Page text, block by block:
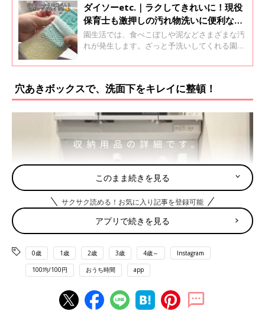
ダイソーetc.｜ラクしてきれいに！現役
保育士も激押しの汚れ物洗いに便利なア
イテム4選
園生活では、食べこぼしや泥などさまざまな汚
れが発生します。ざっと予洗いしてくれる園も
すよね。そこで今回は、汚れ物洗いに便利なア
種類ごとにきれいにするコツもアドバイスしま
す！ぜひ参考にしてみてくださいね♪
穴あきボックスで、洗面下をキレイに整頓！
このまま続きを見る
サクサク読める！お気に入り記事を登録可能
アプリで続きを見る
0歳 1歳 2歳 3歳 4歳～ Instagram
100均/100円 おうち時間 app